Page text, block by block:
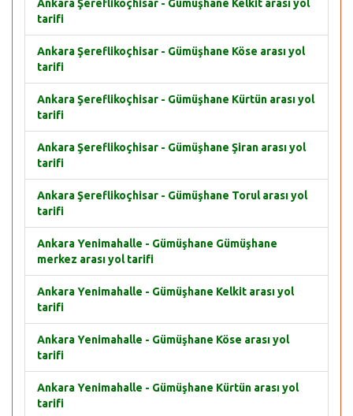
Ankara Şereflikoçhisar - Gümüşhane Kelkit arası yol
tarifi
Ankara Şereflikoçhisar - Gümüşhane Köse arası yol
tarifi
Ankara Şereflikoçhisar - Gümüşhane Kürtün arası yol
tarifi
Ankara Şereflikoçhisar - Gümüşhane Şiran arası yol
tarifi
Ankara Şereflikoçhisar - Gümüşhane Torul arası yol
tarifi
Ankara Yenimahalle - Gümüşhane Gümüşhane
merkez arası yol tarifi
Ankara Yenimahalle - Gümüşhane Kelkit arası yol
tarifi
Ankara Yenimahalle - Gümüşhane Köse arası yol
tarifi
Ankara Yenimahalle - Gümüşhane Kürtün arası yol
tarifi